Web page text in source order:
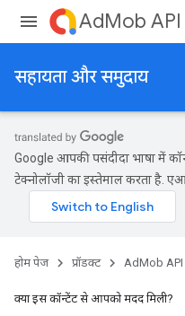
AdMob API
सहायता और समुदाय
Google आपकी पसंदीदा भाषा में
टेक्नोलॉजी का इस्तेमाल करता है.
होम पेज प्रॉडक्ट AdMob API
क्या इस कॉन्टेंट से आपको मदद मिली?